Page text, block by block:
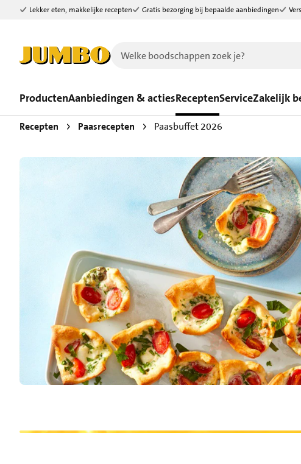
Ga naar zoeken
Ga naar hoofdinhoud
Lekker eten, makkelijke recepten Gratis bezorging bij bepaalde aanbiedingen
ProductenAanbiedingen & actiesReceptenServiceZakelijk
Recepten Paasrecepten Paasbuffet 2026